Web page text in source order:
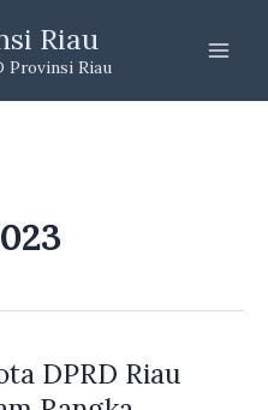
Riau
Provinsi Riau
DPRD Riau